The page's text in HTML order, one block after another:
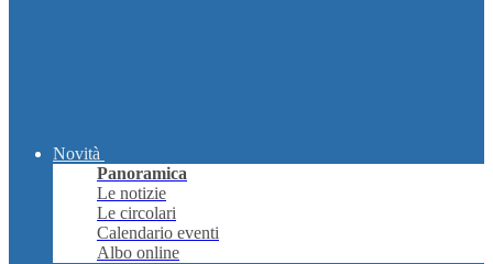
Novità
Panoramica
Le notizie
Le circolari
Calendario eventi
Albo online